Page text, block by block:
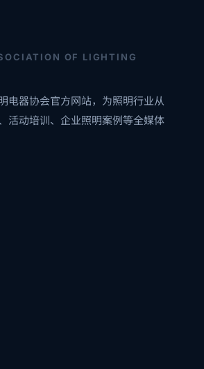
OF LIGHTING
电器协会官方网站，为照明行业从
活动培训、企业照明案例等全媒体